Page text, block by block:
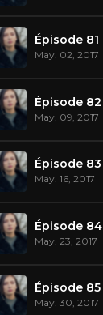
Épisode 81
May. 02, 2017
Épisode 82
May. 09, 2017
Épisode 83
May. 16, 2017
Épisode 84
May. 23, 2017
Épisode 85
May. 30, 2017